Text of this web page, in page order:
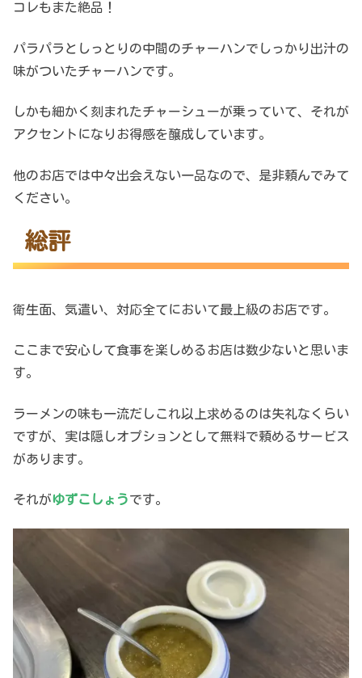
コレもまた絶品！
パラパラとしっとりの中間のチャーハンでしっかり出汁の
味がついたチャーハンです。
しかも細かく刻まれたチャーシューが乗っていて、それが
アクセントになりお得感を醸成しています。
他のお店では中々出会えない一品なので、是非頼んでみて
ください。
総評
衛生面、気遣い、対応全てにおいて最上級のお店です。
ここまで安心して食事を楽しめるお店は数少ないと思いま
す。
ラーメンの味も一流だしこれ以上求めるのは失礼なくらい
ですが、実は隠しオプションとして無料で頼めるサービス
があります。
それがゆずこしょうです。